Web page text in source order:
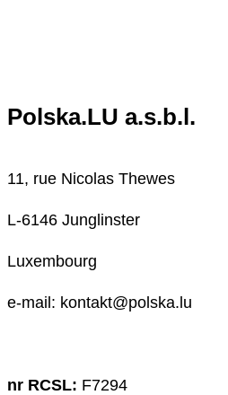
Polska.LU a.s.b.l.
11, rue Nicolas Thewes
L-6146 Junglinster
Luxembourg
e-mail: kontakt@polska.lu
nr RCSL: F7294